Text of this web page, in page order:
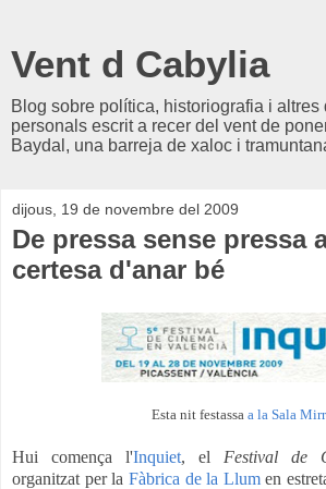
Vent d Cabylia
Blog sobre política, historiografia i altres
personals escrit a recer del vent de
Baydal, una barreja de xaloc i
dijous, 19 de novembre del 2009
De pressa sense pressa
certesa d'anar bé
Esta nit festassa a la Sala
Hui comença l'Inquiet, el Festival de
organitzat per la Fàbrica de la Llumen